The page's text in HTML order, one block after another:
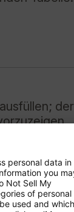
ausfüllen; der